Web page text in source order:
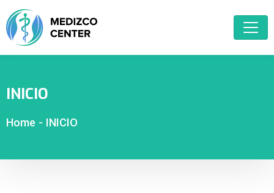
INICIO
Home - INICIO